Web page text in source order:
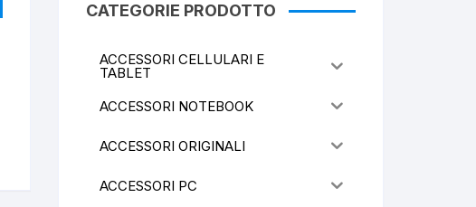
CATEGORIE PRODOTTO
ACCESSORI CELLULARI E
TABLET
ACCESSORI NOTEBOOK
ACCESSORI ORIGINALI
ACCESSORI PC